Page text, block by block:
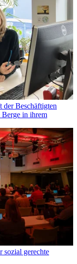
Beschäftigten
Berge in ihrem
gerechte